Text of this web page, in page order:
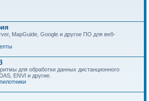
MapGuide, Google и другое ПО для веб-
для обработки данных дистанционного
ENVI и другие.